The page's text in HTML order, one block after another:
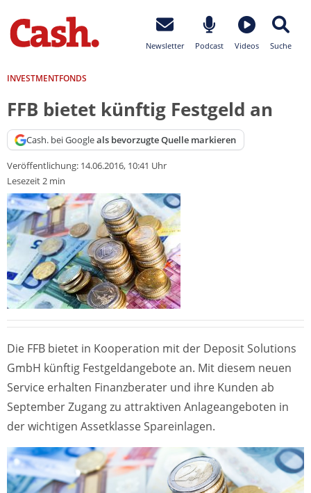
Newsletter Podcast Videos Suche
INVESTMENTFONDS
FFB bietet künftig Festgeld an
Cash. bei Googleals bevorzugte Quelle markieren
Veröffentlichung: 14.06.2016, 10:41 Uhr
Lesezeit 2 min
Die FFB bietet in Kooperation mit der Deposit Solutions
GmbH künftig Festgeldangebote an. Mit diesem neuen
Service erhalten Finanzberater und ihre Kunden ab
September Zugang zu attraktiven Anlageangeboten in
der wichtigen Assetklasse Spareinlagen.